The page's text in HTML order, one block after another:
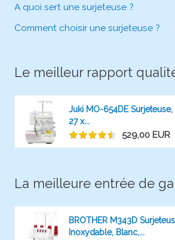
A quoi sert une surjeteuse ?
Comment choisir une surjeteuse ?
Le meilleur rapport
Juki MO-654DE
27 x...
529,00 EUR
La meilleure entrée de
BROTHER M343D
Inoxydable, Blanc,...